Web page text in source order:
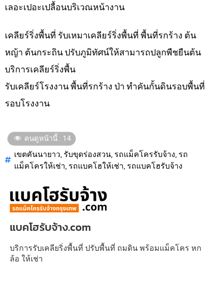
เลอะเปอะเปลื้อนบริเวณหน้างาน
เคลียร์ริ่งพื้นที่ รับเหมาเคลียร์ริ่งพื้นที่ พื้นที่รกร้าง ต้น
หญ้า ต้นกระถิน ปรับภูมิทัศน์ให้สามารถปลูกพืชยืนต้น
บริการเคลียร์ริ่งพื้น
รับเคลียร์โรงงาน พื้นที่รกร้าง ป่า ทำคันกั้นดินรอบพื้นที่
รอบโรงงาน
คนดูหน้านี้ : 14
เขตคันนายาว, รับขุดร่องสวน, รถแม็คโครรับจ้าง, รถ
แม็คโครให้เช่า, รถแบคโฮให้เช่า, รถแบคโฮรับจ้าง
แบคโฮรับจ้าง.com
บริการรับเคลียริ่งพื้นที่ ปรับพื้นที่ ถมดิน พร้อมแม็คโคร หก
ล้อ ให้เช่า